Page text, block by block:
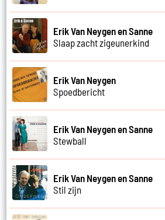
Erik Van Neygen en Sanne
Slaap zacht zigeunerkind
Erik Van Neygen
Spoedbericht
Erik Van Neygen en Sanne
Stewball
Erik Van Neygen en Sanne
Stil zijn